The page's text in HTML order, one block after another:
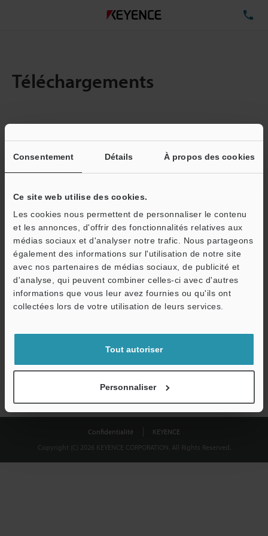
Consentement Détails À propos des cookies
Ce site web utilise des cookies.
Les cookies nous permettent de personnaliser le contenu
et les annonces, d'offrir des fonctionnalités relatives aux
médias sociaux et d'analyser notre trafic. Nous partageons
également des informations sur l'utilisation de notre site
avec nos partenaires de médias sociaux, de publicité et
d'analyse, qui peuvent combiner celles-ci avec d'autres
informations que vous leur avez fournies ou qu'ils ont
collectées lors de votre utilisation de leurs services.
Tout autoriser
Personnaliser
Téléchargements
Quantité : Taille totale des fichiers :0.21MB
Adresse e-mail(obligatoire)
Télécharger
Confidentialité
KEYENCE
Copyright (C) 2026 KEYENCE CORPORATION. All Rights Reserved.